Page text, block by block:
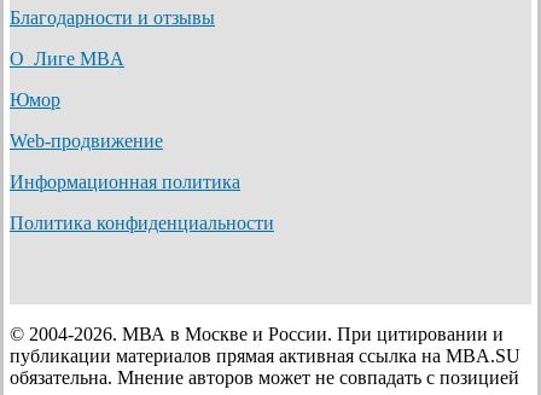
Благодарности и отзывы
О Лиге MBA
Юмор
Web-продвижение
Информационная политика
Политика конфиденциальности
© 2004-2026. МВА в Москве и России. При цитировании и
публикации материалов прямая активная ссылка на MBA.SU
обязательна. Мнение авторов может не совпадать с позицией